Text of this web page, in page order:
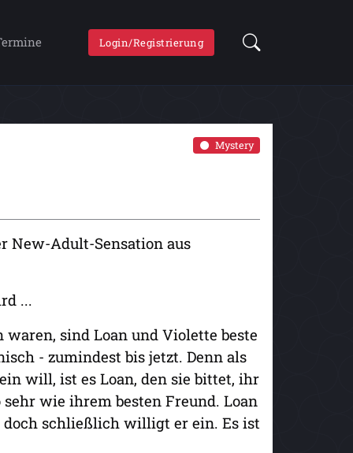
Login/Registrierung
Mystery
New-Adult-Sensation aus
...
sind Loan und Violette beste
- zumindest bis jetzt. Denn als
will, ist es Loan, den sie bittet, ihr
wie ihrem besten Freund. Loan
doch schließlich willigt er ein. Es ist